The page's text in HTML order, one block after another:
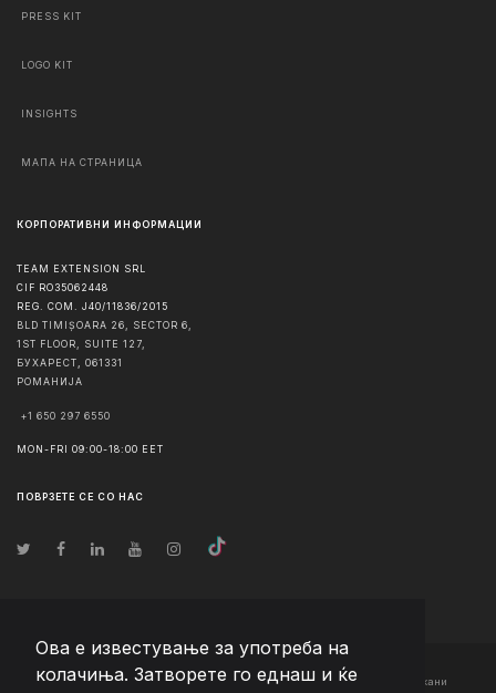
Ова е известување за употреба на
колачиња. Затворете го еднаш и ќе
PRESS KIT
LOGO KIT
INSIGHTS
МАПА НА СТРАНИЦА
КОРПОРАТИВНИ ИНФОРМАЦИИ
TEAM EXTENSION SRL
CIF RO35062448
REG. COM. J40/11836/2015
BLD TIMIȘOARA 26, SECTOR 6,
1ST FLOOR, SUITE 127,
БУХАРЕСТ
061331
РОМАНИЈА
+1 650 297 6550
MON-FRI 09:00-18:00 EET
ПОВРЗЕТЕ СЕ СО НАС
© Авторско право2026 Team Extension Macedonia - Сите права задржани